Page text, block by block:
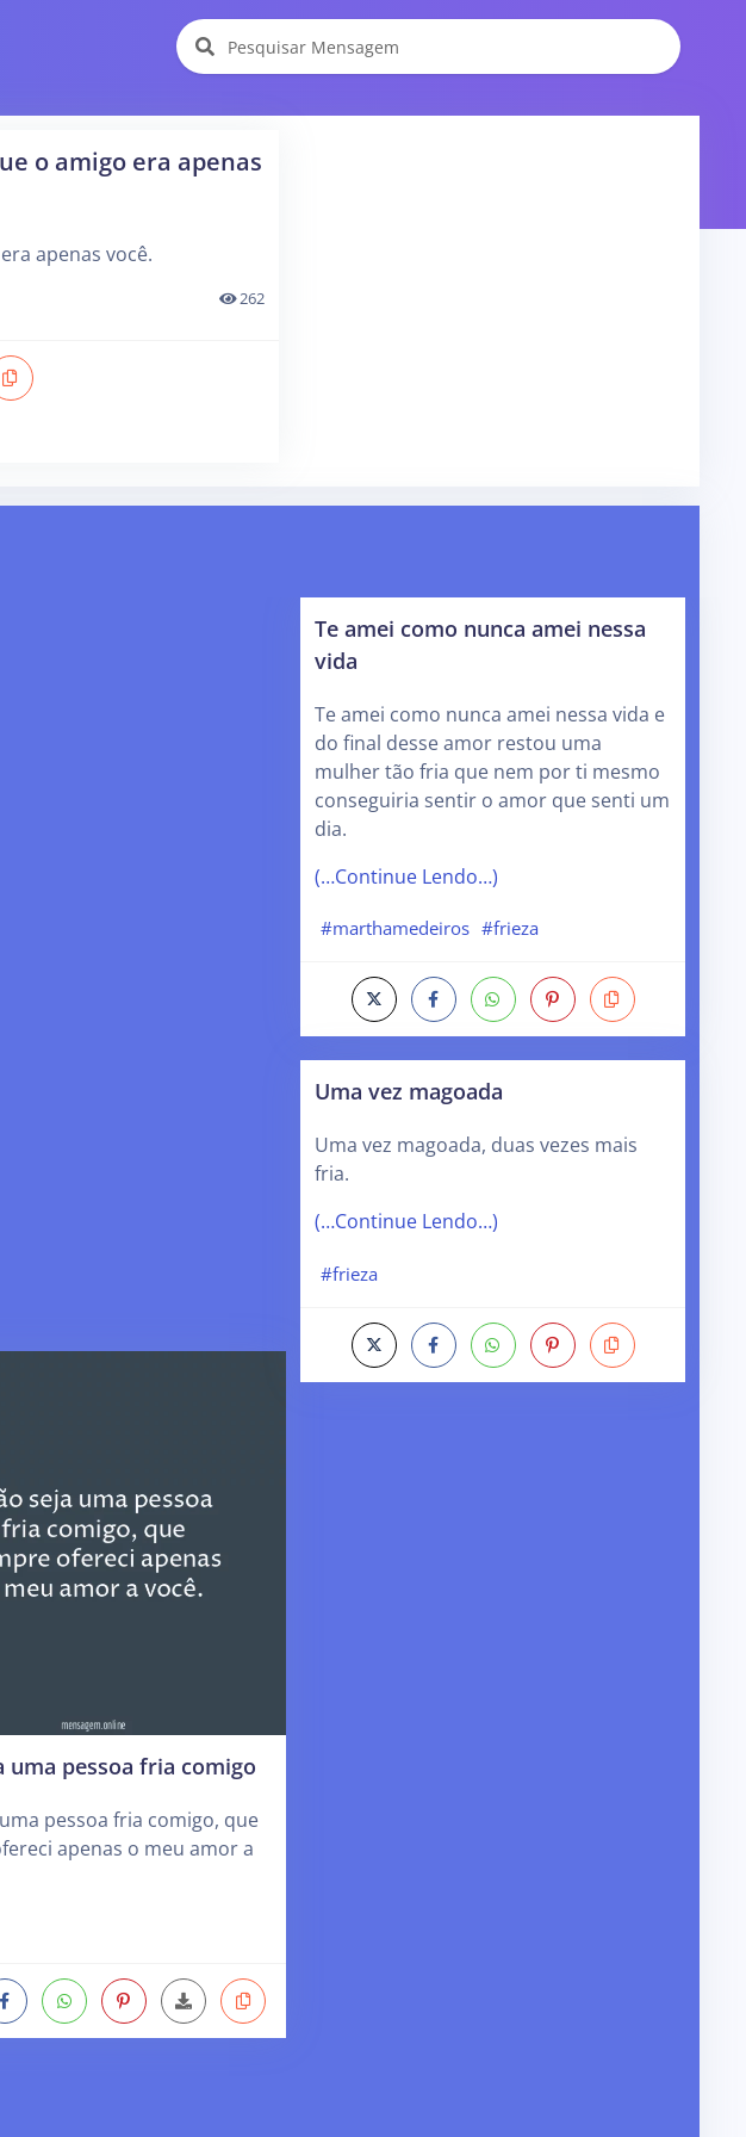
o amigo era apenas
apenas você.
262
uma pessoa fria comigo
pessoa fria comigo, que
apenas o meu amor a
Te amei como nunca amei nessa
vida
Te amei como nunca amei nessa vida e
do final desse amor restou uma
mulher tão fria que nem por ti mesmo
conseguiria sentir o amor que senti um
dia.
(…Continue Lendo…)
#marthamedeiros #frieza
Uma vez magoada
Uma vez magoada, duas vezes mais
fria.
(…Continue Lendo…)
#frieza